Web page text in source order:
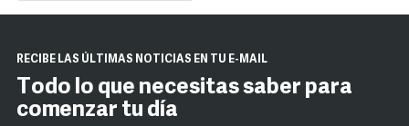
RECIBE LAS ÚLTIMAS NOTICIAS EN TU E-MAIL
Todo lo que necesitas saber para
comenzar tu día